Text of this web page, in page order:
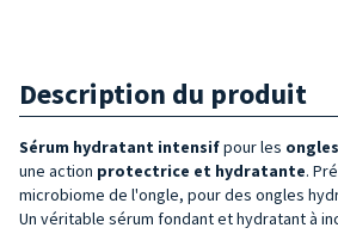
Description du produit
Sérum hydratant intensifpour les
une action protectrice et hydratante.
microbiome de l'ongle, pour des ongles
Un véritable sérum fondant et hydratant à